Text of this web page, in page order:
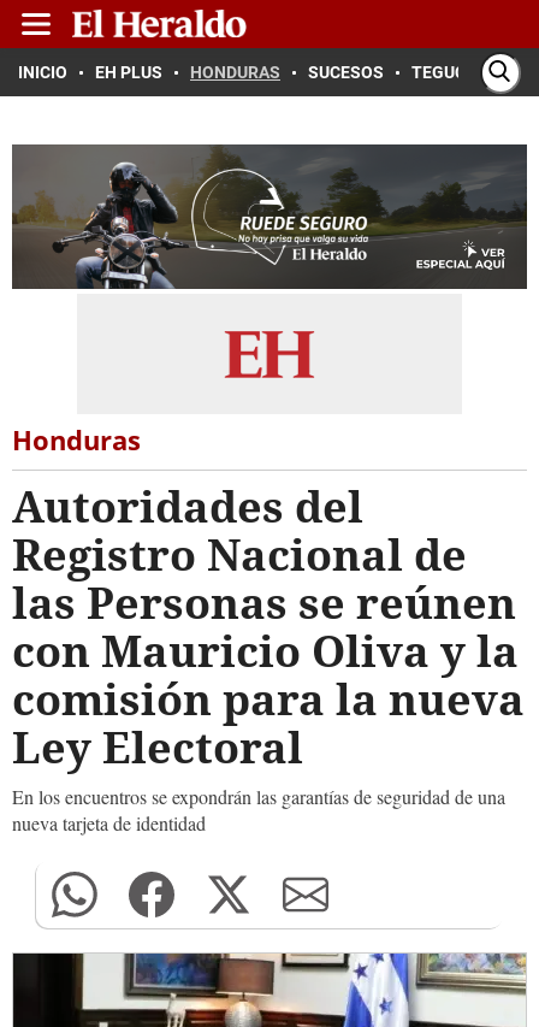
INICIO EH PLUS HONDURAS SUCESOS TEGUCIGALPA
Honduras
Autoridades del
Registro Nacional de
las Personas se reúnen
con Mauricio Oliva y la
comisión para la nueva
Ley Electoral
En los encuentros se expondrán las garantías de seguridad de una
nueva tarjeta de identidad